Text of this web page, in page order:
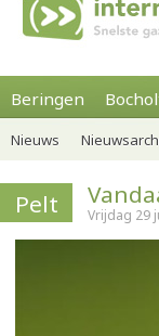
Beringen
Nieuws
Pelt Vrijdag 29